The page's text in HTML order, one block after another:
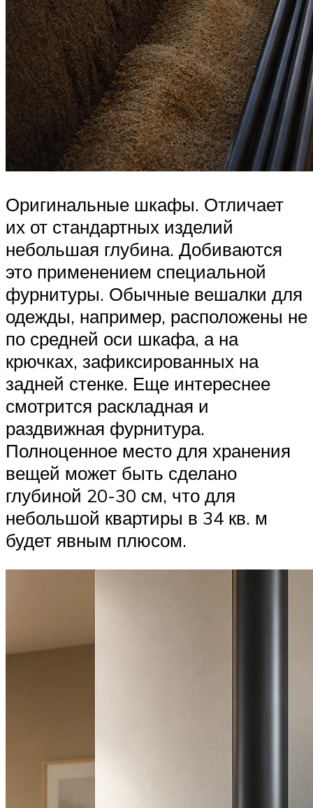
Оригинальные шкафы. Отличает
их от стандартных изделий
небольшая глубина. Добиваются
это применением специальной
фурнитуры. Обычные вешалки для
одежды, например, расположены не
по средней оси шкафа, а на
крючках, зафиксированных на
задней стенке. Еще интереснее
смотрится раскладная и
раздвижная фурнитура.
Полноценное место для хранения
вещей может быть сделано
глубиной 20-30 см, что для
небольшой квартиры в 34 кв. м
будет явным плюсом.